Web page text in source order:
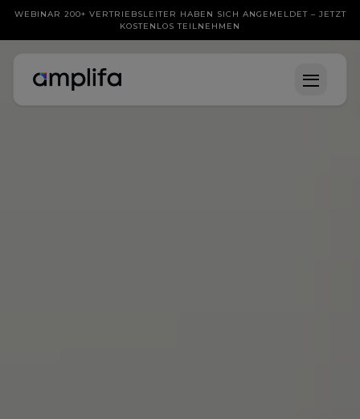
WEBINAR 200+ VERTRIEBSLEITER HABEN SICH ANGEMELDET – JETZT
KOSTENLOS TEILNEHMEN